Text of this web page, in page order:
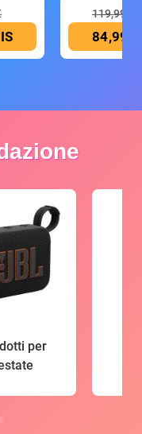
119,99 €
84,99 €
per